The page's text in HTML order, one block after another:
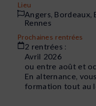
Lieu
Angers, Bordeaux,
Rennes
Prochaines rentrées
2 rentrées :
Avril 2026
ou entre août et
En alternance,
formation tout au